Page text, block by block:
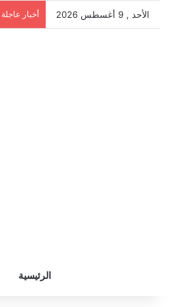
الأحد , 9 أغسطس 2026 أخبار عاجلة
الرئيسية